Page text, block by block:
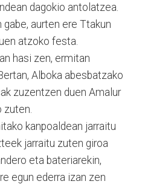
dagokio antolatzea.
gabe, aurten ere Ttakun
atzoko festa.
hasi zen, ermitan
Alboka abesbatzako
zuzentzen duen Amalur
kanpoaldean jarraitu
jarraitu zuten giroa
eta bateriarekin,
egun ederra izan zen